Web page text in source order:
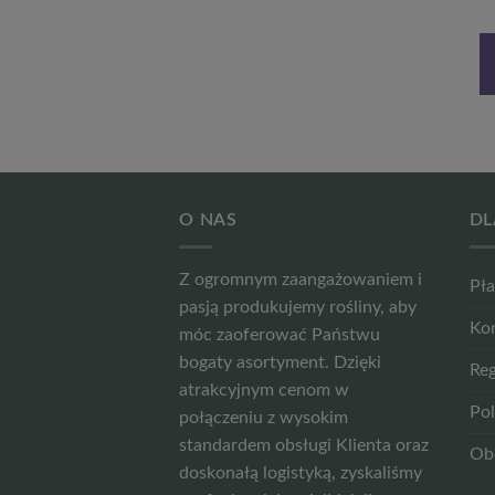
O NAS
Z ogromnym zaangażowaniem i
pasją produkujemy rośliny, aby
móc zaoferować Państwu
bogaty asortyment. Dzięki
atrakcyjnym cenom w
połączeniu z wysokim
standardem obsługi Klienta oraz
doskonałą logistyką, zyskaliśmy